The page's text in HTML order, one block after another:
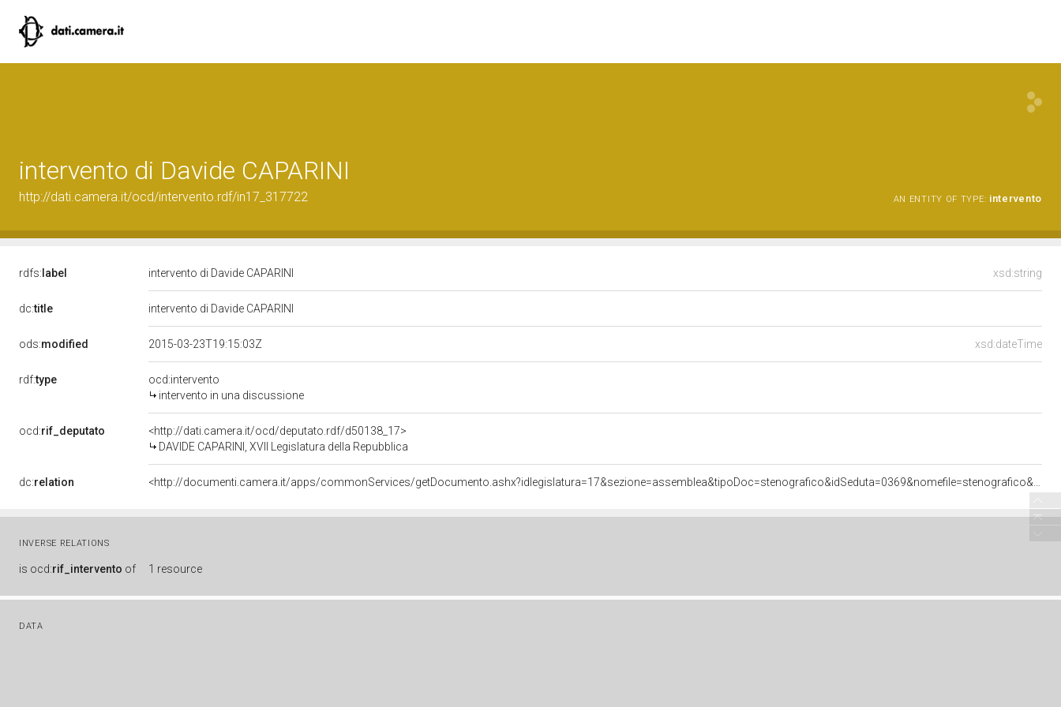
intervento di Davide CAPARINI
http://dati.camera.it/ocd/intervento.rdf/in17_317722 AN ENTITY OF TYPE: intervento
rdfs: label xsd:string
intervento di Davide CAPARINI
dc:title intervento di Davide CAPARINI
ods:modified xsd:dateTime
2015-03-23T19:15:03Z
rdf:type
ocd:intervento
intervento in una discussione
ocd:rif_deputato
<http://dati.camera.it/ocd/deputato.rdf/d50138_17>
DAVIDE CAPARINI, XVII Legislatura della Repubblica
dc:relation
INVERSE RELATIONS
is ocd:rif_intervento of 1 resource
DATA